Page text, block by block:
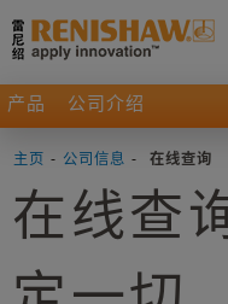
产品 公司介绍
主页 - 公司信息 - 在线查询
在线查